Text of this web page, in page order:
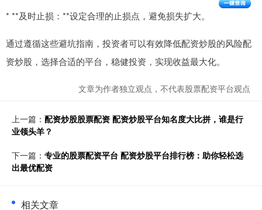
* **及时止损：**设定合理的止损点，避免损失扩大。
通过遵循这些避坑指南，投资者可以有效降低配资炒股的风险配
资炒股，选择合适的平台，稳健投资，实现收益最大化。
文章为作者独立观点，不代表股票配资平台观点
上一篇： 配资炒股股票配资 配资炒股平台知名度大比拼，谁是行
业领头羊？
下一篇： 专业的股票配资平台 配资炒股平台排行榜：助你轻松选
出最优配资
相关文章